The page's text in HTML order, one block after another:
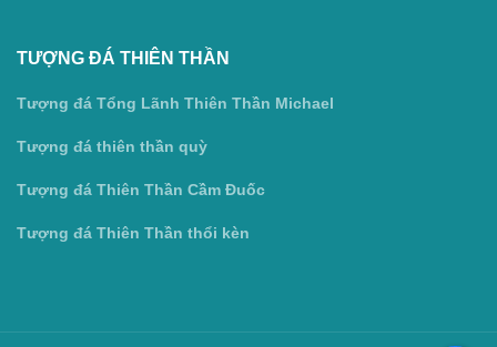
TƯỢNG ĐÁ THIÊN THẦN
Tượng đá Tổng Lãnh Thiên Thần Michael
Tượng đá thiên thần quỳ
Tượng đá Thiên Thần Cầm Đuốc
Tượng đá Thiên Thần thổi kèn